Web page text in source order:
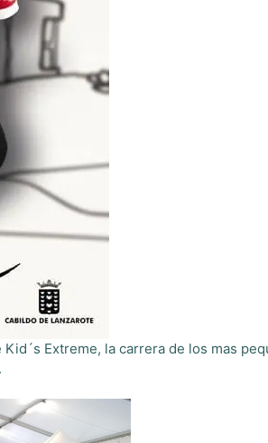
Extreme, la carrera de los mas